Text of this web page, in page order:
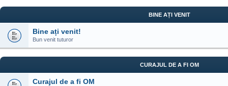
BINE AȚI VENIT
Bine ați venit!
Bun venit tuturor
CURAJUL DE A FI OM
Curajul de a fi OM